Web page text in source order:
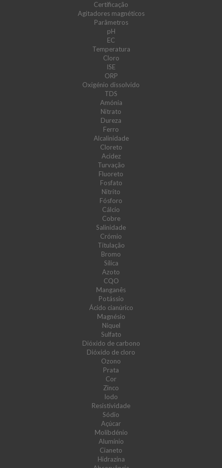
Certificação
Agitadores magnéticos
Parâmetros
pH
EC
Temperatura
Cloro
ISE
ORP
Oxigénio dissolvido
TDS
Amónia
Nitrato
Dureza
Ferro
Alcalinidade
Cloreto
Acidez
Turvação
Fluoreto
Fosfato
Nitrito
Fósforo
Cálcio
Cobre
Salinidade
Crómio
Titulação
Bromo
Sílica
Azoto
CQO
Manganês
Potássio
Ácido cianúrico
Magnésio
Níquel
Sulfato
Dióxido de carbono
Dióxido de cloro
Ozono
Prata
Cor
Zinco
Iodo
Resistividade
Sódio
Açúcar
Molibdénio
Alumínio
Cianeto
Hidrazina